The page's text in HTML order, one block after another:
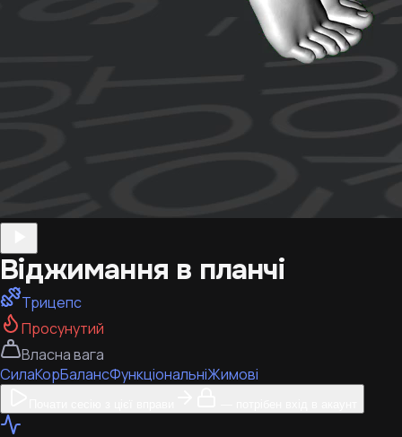
Віджимання в планчі
Трицепс
Просунутий
Власна вага
СилаКорБалансФункціональніЖимові